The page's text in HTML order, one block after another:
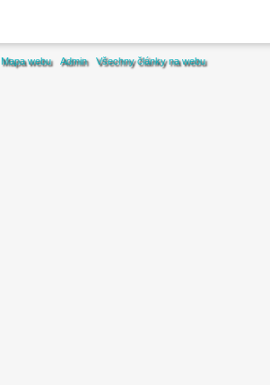
Mapa webu Admin Všechny články na webu